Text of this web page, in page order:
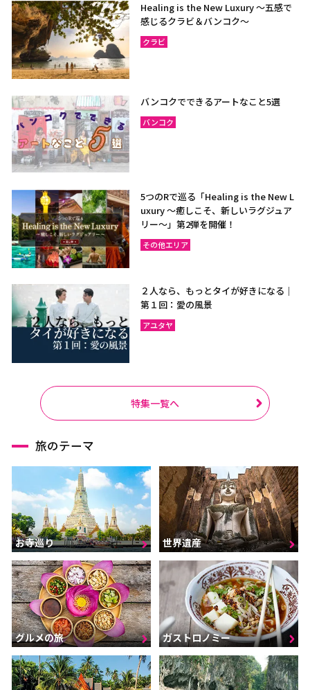
Healing is the New Luxury ～五感で
感じるクラビ＆バンコク～
クラビ
バンコクでできるアートなこと5選
バンコク
5つのRで巡る「Healing is the New L
uxury ～癒しこそ、新しいラグジュア
リー〜」第2弾を開催！
その他エリア
２人なら、もっとタイが好きになる｜
第１回：愛の風景
アユタヤ
特集一覧へ
旅のテーマ
お寺巡り 世界遺産
グルメの旅 ガストロノミー